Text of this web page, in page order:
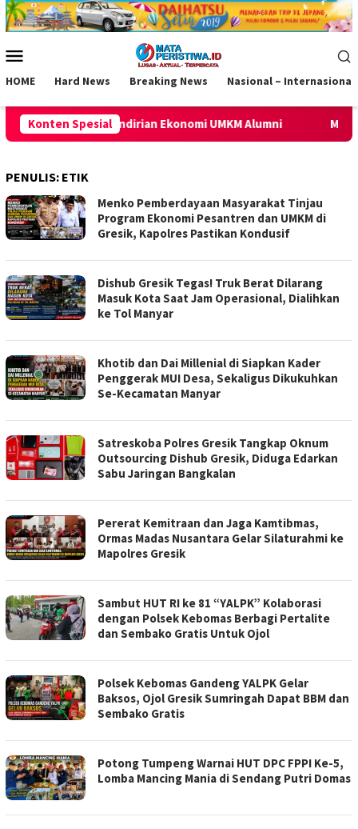
Loncat
ke
Mobile
HOME Hard News Breaking News Nasional – Internasional
Konten Spesial
Ekonomi UMKM Alumni Menanti Amunisi
PENULIS: ETIK
Menko Pemberdayaan Masyarakat Tinjau
Program Ekonomi Pesantren dan UMKM di
Gresik, Kapolres Pastikan Kondusif
Dishub Gresik Tegas! Truk Berat Dilarang
Masuk Kota Saat Jam Operasional, Dialihkan
ke Tol Manyar
Khotib dan Dai Millenial di Siapkan Kader
Penggerak MUI Desa, Sekaligus Dikukuhkan
Se-Kecamatan Manyar
Satreskoba Polres Gresik Tangkap Oknum
Outsourcing Dishub Gresik, Diduga Edarkan
Sabu Jaringan Bangkalan
Pererat Kemitraan dan Jaga Kamtibmas,
Ormas Madas Nusantara Gelar Silaturahmi ke
Mapolres Gresik
Sambut HUT RI ke 81 “YALPK” Kolaborasi
dengan Polsek Kebomas Berbagi Pertalite
dan Sembako Gratis Untuk Ojol
Polsek Kebomas Gandeng YALPK Gelar
Baksos, Ojol Gresik Sumringah Dapat BBM dan
Sembako Gratis
Potong Tumpeng Warnai HUT DPC FPPI Ke-5,
Lomba Mancing Mania di Sendang Putri Domas